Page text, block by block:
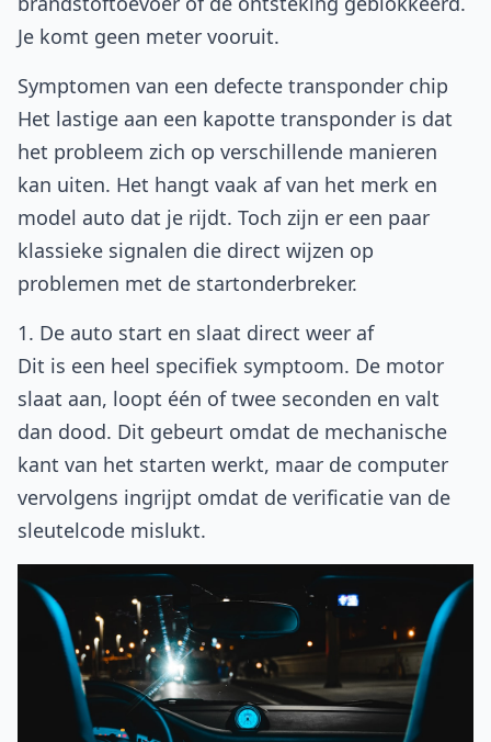
Je komt geen meter vooruit.
Symptomen van een defecte transponder chip
Het lastige aan een kapotte transponder is dat
het probleem zich op verschillende manieren
kan uiten. Het hangt vaak af van het merk en
model auto dat je rijdt. Toch zijn er een paar
klassieke signalen die direct wijzen op
problemen met de startonderbreker.
1. De auto start en slaat direct weer af
Dit is een heel specifiek symptoom. De motor
slaat aan, loopt één of twee seconden en valt
dan dood. Dit gebeurt omdat de mechanische
kant van het starten werkt, maar de computer
vervolgens ingrijpt omdat de verificatie van de
sleutelcode mislukt.